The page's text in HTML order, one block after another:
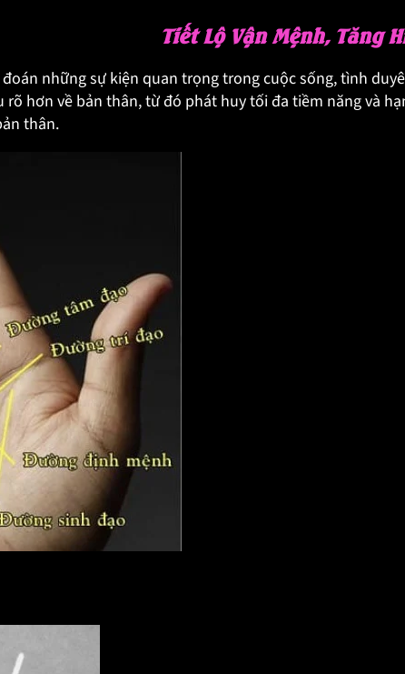
Tiết Lộ Vận Mệnh, Tăng
những sự kiện quan trọng trong cuộc sống, tình
hơn về bản thân, từ đó phát huy tối đa tiềm năng và
thân.